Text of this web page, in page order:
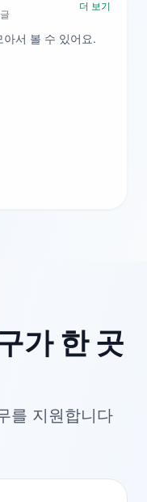
더 보기
서 볼 수 있어요.
가 한 곳
를 지원합니다